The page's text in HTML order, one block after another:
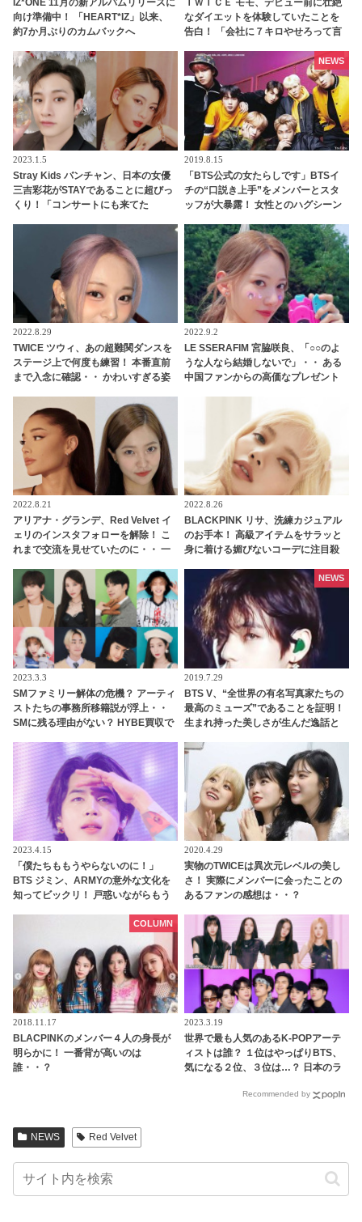
IZ*ONE 11月の新アルバムリリースに
向け準備中！ 「HEART*IZ」以来、
約7か月ぶりのカムバックへ
ＴＷＩＣＥ モモ、デビュー前に壮絶
なダイエットを体験していたことを
告白！ 「会社に７キロやせろって言
2023.1.5
Stray Kids バンチャン、日本の女優
三吉彩花がSTAYであることに超びっ
くり！「コンサートにも来てた
ジを送る… 照れくさそうに喜びを噛
みしめる様子がかわいすぎるとファ
2019.8.15
「BTS公式の女たらしです」BTSイ
チの“口説き上手”をメンバーとスタ
ッフが大暴露！ 女性とのハグシーン
バラされるメンバーも！ 爆弾発言の
オンパレードに爆笑
NEWS
2022.8.29
TWICE ツウィ、あの超難関ダンスを
ステージ上で何度も練習！ 本番直前
まで入念に確認・・ かわいすぎる姿
2022.9.2
LE SSERAFIM 宮脇咲良、「○○のよ
うな人なら結婚しないで」・・ ある
中国ファンからの高価なプレゼント
2022.8.21
アリアナ・グランデ、Red Velvet イ
ェリのインスタフォローを解除！ こ
れまで交流を見せていたのに・・ 一
2022.8.26
BLACKPINK リサ、洗練カジュアル
のお手本！ 高級アイテムをサラッと
身に着ける媚びないコーデに注目殺
2023.3.3
SMファミリー解体の危機？ アーティ
ストたちの事務所移籍説が浮上・・
SMに残る理由がない？ HYBE買収で
とんどが契約更新期に突入へ
2019.7.29
BTS V、“全世界の有名写真家たちの
最高のミューズ”であることを証明！
生まれ持った美しさが生んだ逸話と
け”ではミューズになれない」
NEWS
2023.4.15
「僕たちももうやらないのに！」
BTS ジミン、ARMYの意外な文化を
知ってビックリ！ 戸惑いながらもう
2020.4.29
実物のTWICEは異次元レベルの美し
さ！ 実際にメンバーに会ったことの
あるファンの感想は・・？
2018.11.17
BLACPINKのメンバー４人の身長が
明らかに！ 一番背が高いのは
誰・・？
COLUMN
2023.3.19
世界で最も人気のあるK-POPアーテ
ィストは誰？ １位はやっぱりBTS、
気になる２位、３位は…？ 日本のラ
ンクイン！ 各国の個性あふれるデー
Recommended by
NEWS Red Velvet